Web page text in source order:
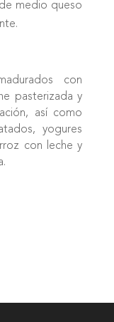
medio queso
con
pasterizada y
así como
yogures
con leche y